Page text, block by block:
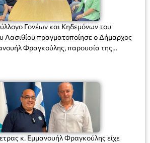
Γονέων και Κηδεμόνων του
Λασιθίου πραγματοποίησε ο Δήμαρχος
Φραγκούλης, παρουσία της
κας Μαριάννας Χαΐτα.
κ. Εμμανουήλ Φραγκούλης είχε